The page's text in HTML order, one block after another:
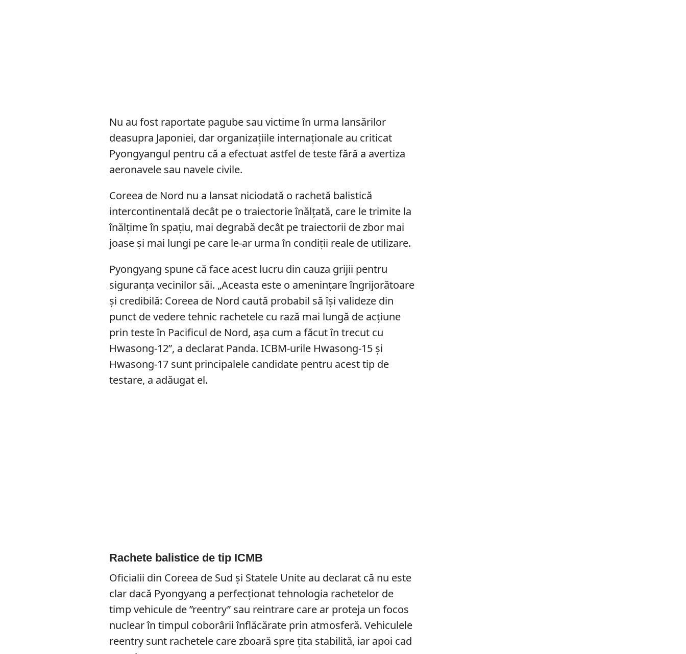
Nu au fost raportate pagube sau victime în urma lansărilor
deasupra Japoniei, dar organizațiile internaționale au criticat
Pyongyangul pentru că a efectuat astfel de teste fără a avertiza
aeronavele sau navele civile.
Coreea de Nord nu a lansat niciodată o rachetă balistică
intercontinentală decât pe o traiectorie înălțată, care le trimite la
înălțime în spațiu, mai degrabă decât pe traiectorii de zbor mai
joase și mai lungi pe care le-ar urma în condiții reale de utilizare.
Pyongyang spune că face acest lucru din cauza grijii pentru
siguranța vecinilor săi. „Aceasta este o amenințare îngrijorătoare
și credibilă: Coreea de Nord caută probabil să își valideze din
punct de vedere tehnic rachetele cu rază mai lungă de acțiune
prin teste în Pacificul de Nord, așa cum a făcut în trecut cu
Hwasong-12”, a declarat Panda. ICBM-urile Hwasong-15 și
Hwasong-17 sunt principalele candidate pentru acest tip de
testare, a adăugat el.
Rachete balistice de tip ICMB
Oficialii din Coreea de Sud și Statele Unite au declarat că nu este
clar dacă Pyongyang a perfecționat tehnologia rachetelor de
timp vehicule de ”reentry” sau reintrare care ar proteja un focos
nuclear în timpul coborârii înflăcărate prin atmosferă. Vehiculele
reentry sunt rachetele care zboară spre țita stabilită, iar apoi cad